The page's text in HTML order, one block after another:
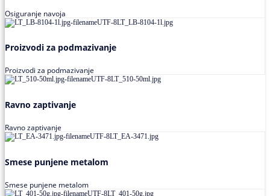
Osiguranje navoja
Proizvodi za podmazivanje
Proizvodi za podmazivanje
Ravno zaptivanje
Ravno zaptivanje
Smese punjene metalom
Smese punjene metalom